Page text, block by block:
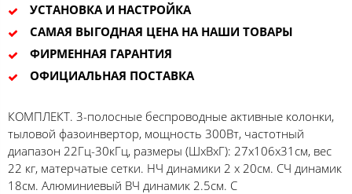
УСТАНОВКА И НАСТРОЙКА
САМАЯ ВЫГОДНАЯ ЦЕНА НА НАШИ ТОВАРЫ
ФИРМЕННАЯ ГАРАНТИЯ
ОФИЦИАЛЬНАЯ ПОСТАВКА
КОМПЛЕКТ. 3-полосные беспроводные активные колонки,
тыловой фазоинвертор, мощность 300Вт, частотный
диапазон 22Гц-30кГц, размеры (ШхВхГ): 27х106х31см, вес
22 кг, матерчатые сетки. НЧ динамики 2 х 20см. СЧ динамик
18см. Алюминиевый ВЧ динамик 2.5см. С